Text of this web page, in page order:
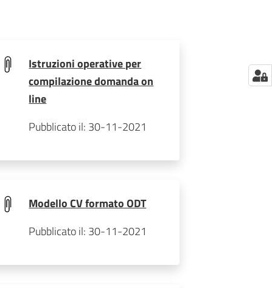
Istruzioni operative per
compilazione domanda on
line
Pubblicato il: 30-11-2021
Modello CV formato ODT
Pubblicato il: 30-11-2021